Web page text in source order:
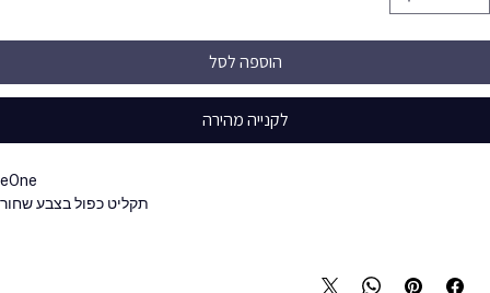
הוספה לסל
לקנייה מהירה
eOne
תקליט כפול בצבע שחור